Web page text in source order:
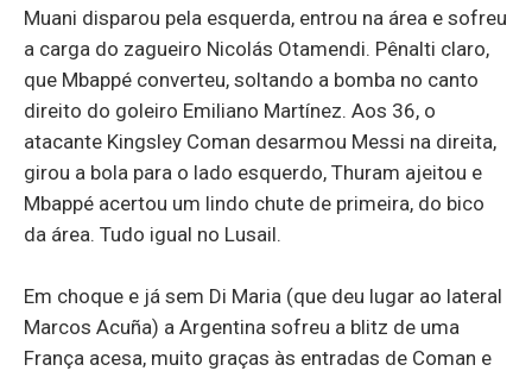
Muani disparou pela esquerda, entrou na área e sofreu
a carga do zagueiro Nicolás Otamendi. Pênalti claro,
que Mbappé converteu, soltando a bomba no canto
direito do goleiro Emiliano Martínez. Aos 36, o
atacante Kingsley Coman desarmou Messi na direita,
girou a bola para o lado esquerdo, Thuram ajeitou e
Mbappé acertou um lindo chute de primeira, do bico
da área. Tudo igual no Lusail.
Em choque e já sem Di Maria (que deu lugar ao lateral
Marcos Acuña) a Argentina sofreu a blitz de uma
França acesa, muito graças às entradas de Coman e